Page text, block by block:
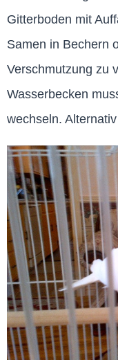
Gitterboden mit
Samen in Bechern
Verschmutzung zu
Wasserbecken
wechseln.